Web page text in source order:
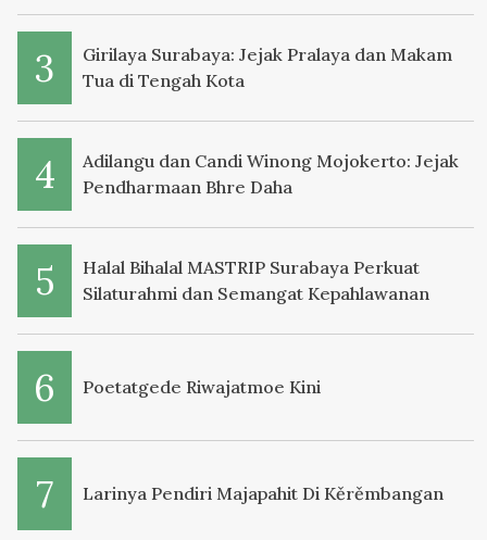
Girilaya Surabaya: Jejak Pralaya dan Makam
Tua di Tengah Kota
Adilangu dan Candi Winong Mojokerto: Jejak
Pendharmaan Bhre Daha
Halal Bihalal MASTRIP Surabaya Perkuat
Silaturahmi dan Semangat Kepahlawanan
Poetatgede Riwajatmoe Kini
Larinya Pendiri Majapahit Di Kěrěmbangan